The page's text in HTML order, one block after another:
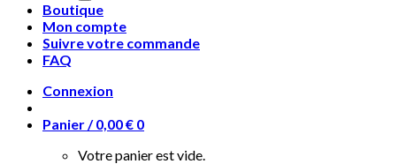
Boutique
Mon compte
Suivre votre commande
FAQ
Connexion
Panier /0,00€ 0
Votre panier est vide.